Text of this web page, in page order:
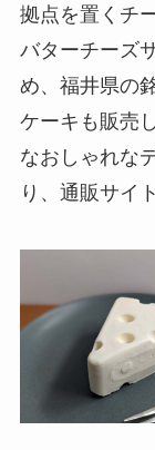
拠点を置くチ
バターチーズ
め、福井県の
ケーキも販売
なおしゃれな
り、通販サイ